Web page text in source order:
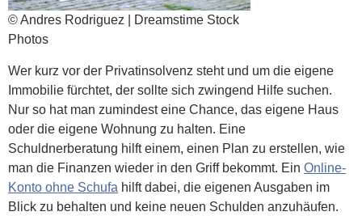
© Andres Rodriguez | Dreamstime Stock
Photos
Wer kurz vor der Privatinsolvenz steht und um die eigene
Immobilie fürchtet, der sollte sich zwingend Hilfe suchen.
Nur so hat man zumindest eine Chance, das eigene Haus
oder die eigene Wohnung zu halten. Eine
Schuldnerberatung hilft einem, einen Plan zu erstellen, wie
man die Finanzen wieder in den Griff bekommt. Ein Online-
Konto ohne Schufa hilft dabei, die eigenen Ausgaben im
Blick zu behalten und keine neuen Schulden anzuhäufen.